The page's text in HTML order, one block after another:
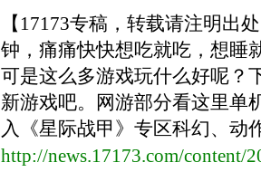
【17173专稿，转载请注明出
钟，痛痛快快想吃就吃，想睡
可是这么多游戏玩什么好呢？
新游戏吧。网游部分看这里单
入《星际战甲》专区科幻、动
http://news.17173.com/content/